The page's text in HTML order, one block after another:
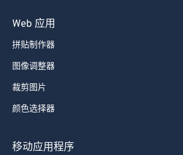
Web 应用
拼贴制作器
图像调整器
裁剪图片
颜色选择器
移动应用程序